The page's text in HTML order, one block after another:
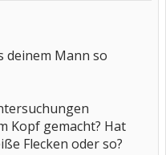
deinem Mann so
Kopf gemacht? Hat
Flecken oder so?